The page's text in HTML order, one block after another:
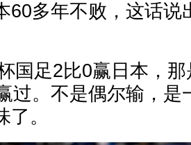
60多年不败，这话说
国足2比0赢日本，
过。不是偶尔输，是
。